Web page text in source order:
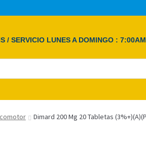
/ SERVICIO LUNES A DOMINGO :
Dimard 200 Mg 20 Tabletas